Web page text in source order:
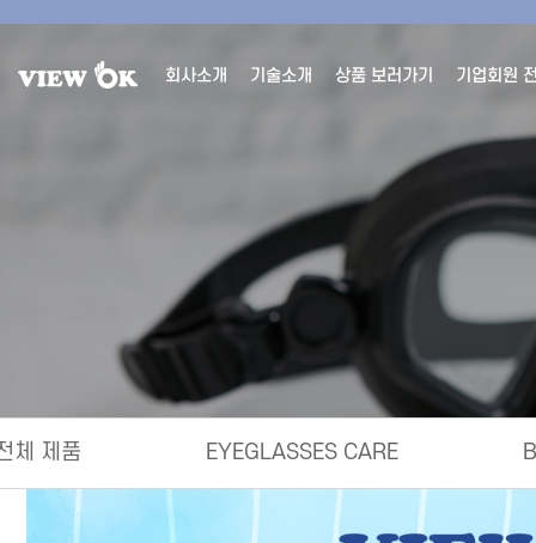
회사소개 기술소개 상품 보러가기 기업회원
체 제품 EYEGLASSES CARE